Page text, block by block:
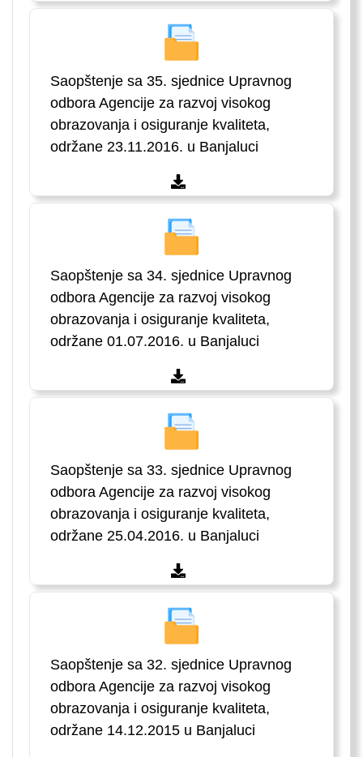
Saopštenje sa 35. sjednice Upravnog
odbora Agencije za razvoj visokog
obrazovanja i osiguranje kvaliteta,
održane 23.11.2016. u Banjaluci
Saopštenje sa 34. sjednice Upravnog
odbora Agencije za razvoj visokog
obrazovanja i osiguranje kvaliteta,
održane 01.07.2016. u Banjaluci
Saopštenje sa 33. sjednice Upravnog
odbora Agencije za razvoj visokog
obrazovanja i osiguranje kvaliteta,
održane 25.04.2016. u Banjaluci
Saopštenje sa 32. sjednice Upravnog
odbora Agencije za razvoj visokog
obrazovanja i osiguranje kvaliteta,
održane 14.12.2015 u Banjaluci